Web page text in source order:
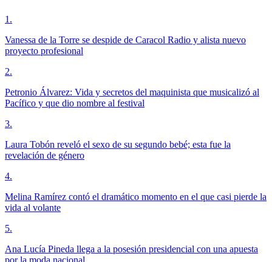
1 .
Vanessa de la Torre se despide de Caracol Radio y alista nuevo
proyecto profesional
2.
Petronio Álvarez: Vida y secretos del maquinista que musicalizó al
Pacífico y que dio nombre al festival
3.
Laura Tobón reveló el sexo de su segundo bebé; esta fue la
revelación de género
4.
Melina Ramírez contó el dramático momento en el que casi pierde la
vida al volante
5.
Ana Lucía Pineda llega a la posesión presidencial con una apuesta
por la moda nacional